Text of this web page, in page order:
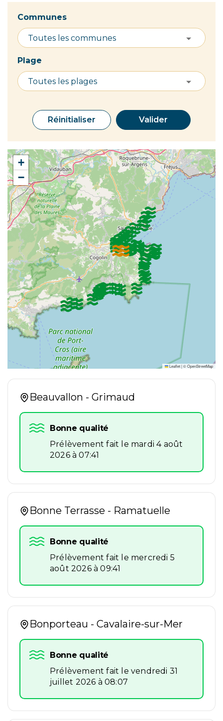
Communes
Plage
Réinitialiser Valider
+
−
Leaflet|©OpenStreetMap
Liste
des
points
plage
Beauvallon - Grimaud
Bonne qualité
Prélèvement fait le mardi 4 août
2026 à 07:41
Bonne Terrasse - Ramatuelle
Bonne qualité
Prélèvement fait le mercredi 5
août 2026 à 09:41
Bonporteau - Cavalaire-sur-Mer
Bonne qualité
Prélèvement fait le vendredi 31
juillet 2026 à 08:07